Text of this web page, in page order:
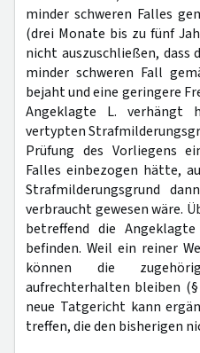
minder schweren Falles
(drei Monate bis zu fünf
nicht auszuschließen, dass
minder schweren Fall
bejaht und eine geringere
Angeklagte L. verhängt
vertypten
Prüfung des Vorliegens
Falles einbezogen hätte,
Strafmilderungsgrund
verbraucht gewesen wäre.
betreffend die
befinden. Weil ein reiner
können die
aufrechterhalten bleiben (§
neue Tatgericht kann
treffen, die den bisherigen